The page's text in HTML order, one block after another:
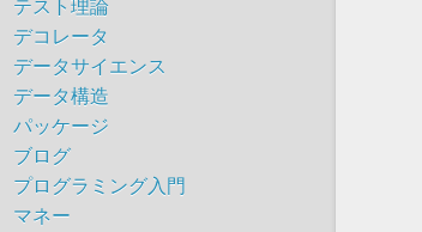
テスト理論
デコレータ
データサイエンス
データ構造
パッケージ
ブログ
プログラミング入門
マネー